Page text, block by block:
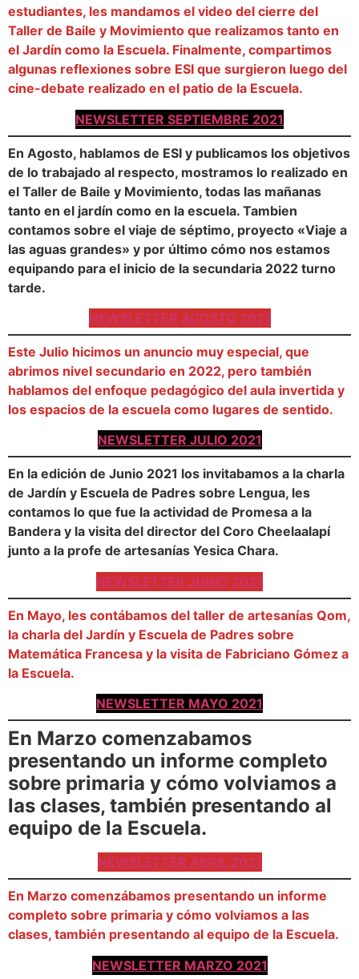
estudiantes, les mandamos el video del cierre del
Taller de Baile y Movimiento que realizamos tanto en
el Jardín como la Escuela. Finalmente, compartimos
algunas reflexiones sobre ESI que surgieron luego del
cine-debate realizado en el patio de la Escuela.
NEWSLETTER SEPTIEMBRE 2021
En Agosto, hablamos de ESI y publicamos los objetivos
de lo trabajado al respecto, mostramos lo realizado en
el Taller de Baile y Movimiento, todas las mañanas
tanto en el jardín como en la escuela. Tambien
contamos sobre el viaje de séptimo, proyecto «Viaje a
las aguas grandes» y por último cómo nos estamos
equipando para el inicio de la secundaria 2022 turno
tarde.
NEWSLETTER AGOSTO 2021
Este Julio hicimos un anuncio muy especial, que
abrimos nivel secundario en 2022, pero también
hablamos del enfoque pedagógico del aula invertida y
los espacios de la escuela como lugares de sentido.
NEWSLETTER JULIO 2021
En la edición de Junio 2021 los invitabamos a la charla
de Jardín y Escuela de Padres sobre Lengua, les
contamos lo que fue la actividad de Promesa a la
Bandera y la visita del director del Coro Cheelaalapí
junto a la profe de artesanías Yesica Chara.
NEWSLETTER JUNIO 2021
En Mayo, les contábamos del taller de artesanías Qom,
la charla del Jardín y Escuela de Padres sobre
Matemática Francesa y la visita de Fabriciano Gómez a
la Escuela.
NEWSLETTER MAYO 2021
En Marzo comenzabamos
presentando un informe completo
sobre primaria y cómo volviamos a
las clases, también presentando al
equipo de la Escuela.
NEWSLETTER ABRIL 2021
En Marzo comenzábamos presentando un informe
completo sobre primaria y cómo volviamos a las
clases, también presentando al equipo de la Escuela.
NEWSLETTER MARZO 2021